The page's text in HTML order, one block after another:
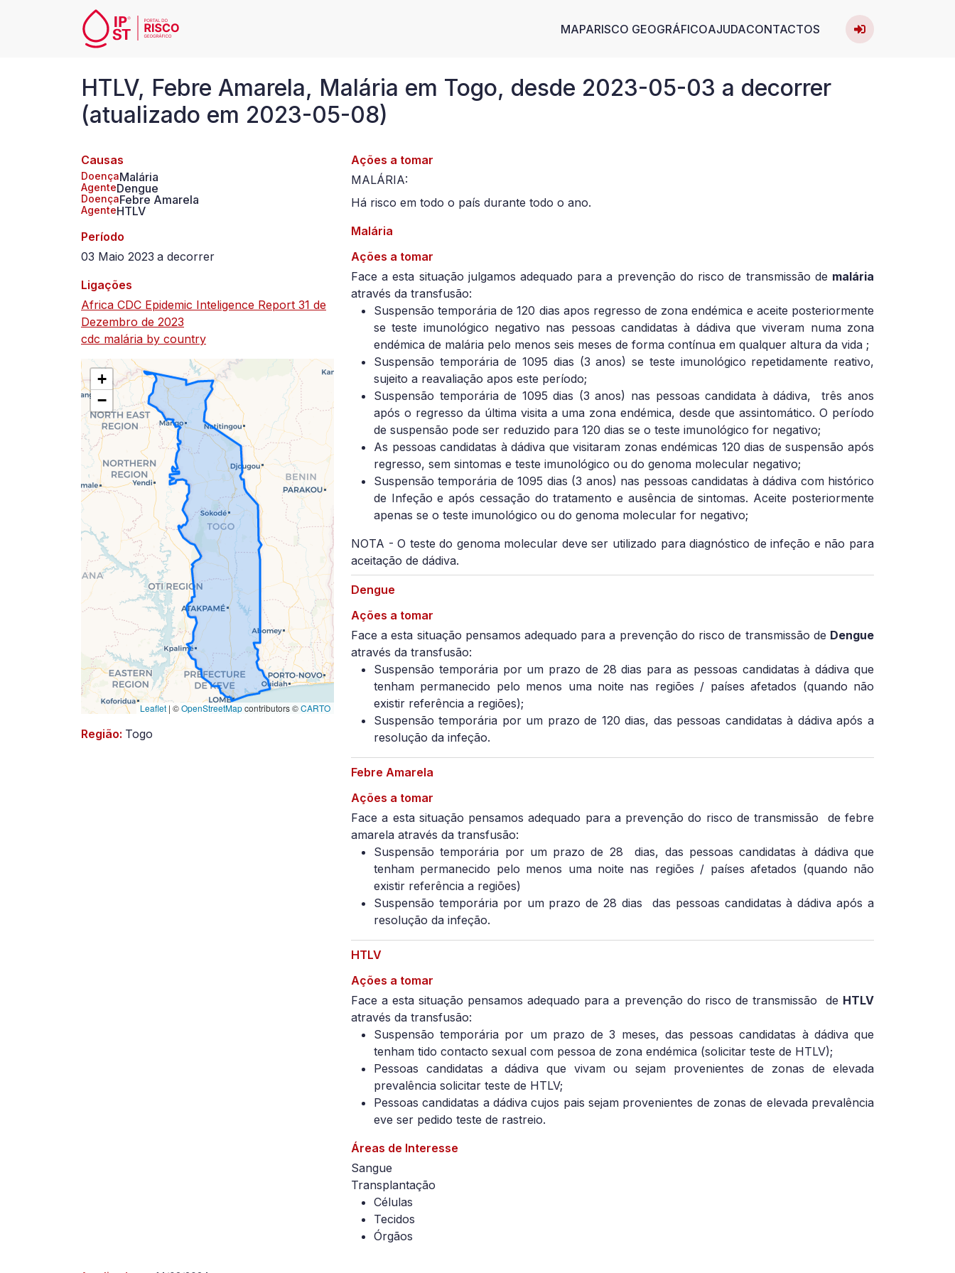
Passar para o conteúdo principal
Main navigation
MAPARISCO GEOGRÁFICOAJUDACONTACTOS User
Entrar
Malária
desde
2023-
decorrer
(atualizado
2023-
HTLV, Febre Amarela, Malária em Togo, desde 2023-05-03 a decorrer
(atualizado em 2023-05-08)
Causas
DoençaMalária
AgenteDengue
DoençaFebre Amarela
AgenteHTLV
Período
03 Maio 2023 a decorrer
Ligações
Africa CDC Epidemic Inteligence Report 31 de
Dezembro de 2023
cdc malária by country
+
−
Leaflet | ©OpenStreetMapcontributors ©CARTO
Região: Togo
Ações a tomar
MALÁRIA:
Há risco em todo o país durante todo o ano.
Malária
Ações a tomar
Face a esta situação julgamos adequado para a prevenção do risco de transmissão de malária
através da transfusão:
Suspensão temporária de 120 dias apos regresso de zona endémica e aceite posteriormente
se teste imunológico negativo nas pessoas candidatas à dádiva que viveram numa zona
endémica de malária pelo menos seis meses de forma contínua em qualquer altura da vida ;
Suspensão temporária de 1095 dias (3 anos) se teste imunológico repetidamente reativo,
sujeito a reavaliação apos este período;
Suspensão temporária de 1095 dias (3 anos) nas pessoas candidata à dádiva,
três anos
após o regresso da última visita a uma zona endémica, desde que assintomático. O período
de suspensão pode ser reduzido para 120 dias se o teste imunológico for negativo;
As pessoas candidatas à dádiva que visitaram zonas endémicas 120 dias de suspensão após
regresso, sem sintomas e teste imunológico ou do genoma molecular negativo;
Suspensão temporária de 1095 dias (3 anos) nas pessoas candidatas à dádiva com histórico
de Infeção e após cessação do tratamento e ausência de sintomas. Aceite posteriormente
apenas se o teste imunológico ou do genoma molecular for negativo;
NOTA - O teste do genoma molecular deve ser utilizado para diagnóstico de infeção e não para
aceitação de dádiva.
Dengue
Ações a tomar
Face a esta situação pensamos adequado para a prevenção do risco de transmissão de Dengue
através da transfusão:
Suspensão temporária por um prazo de 28 dias para as pessoas candidatas à dádiva que
tenham permanecido pelo menos uma noite nas regiões / países afetados (quando não
existir referência a regiões);
Suspensão temporária por um prazo de 120 dias, das pessoas candidatas à dádiva após a
resolução da infeção.
Febre Amarela
Ações a tomar
Face a esta situação pensamos adequado para a prevenção do risco de transmissão de febre
amarela através da transfusão:
Suspensão temporária por um prazo de 28
dias, das pessoas candidatas à dádiva que
tenham permanecido pelo menos uma noite nas regiões / países afetados (quando não
existir referência a regiões)
Suspensão temporária por um prazo de 28 dias
das pessoas candidatas à dádiva após a
resolução da infeção.
HTLV
Ações a tomar
Face a esta situação pensamos adequado para a prevenção do risco de transmissão de HTLV
através da transfusão:
Suspensão temporária por um prazo de 3 meses, das pessoas candidatas à dádiva que
tenham tido contacto sexual com pessoa de zona endémica (solicitar teste de HTLV);
Pessoas candidatas a dádiva que vivam ou sejam provenientes de zonas de elevada
prevalência solicitar teste de HTLV;
Pessoas candidatas a dádiva cujos pais sejam provenientes de zonas de elevada prevalência
eve ser pedido teste de rastreio.
Áreas de Interesse
Sangue
Transplantação
Células
Tecidos
Órgãos